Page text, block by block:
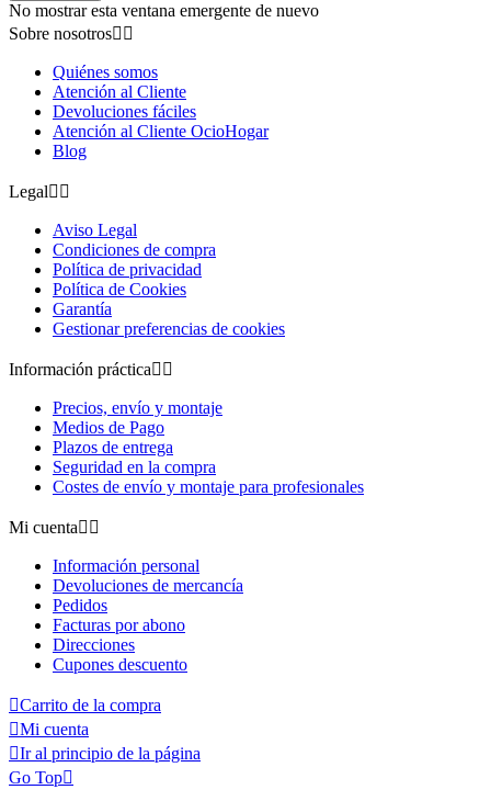
No mostrar esta ventana emergente de nuevo
Sobre nosotros 
Quiénes somos
Atención al Cliente
Devoluciones fáciles
Atención al Cliente OcioHogar
Blog
Legal 
Aviso Legal
Condiciones de compra
Política de privacidad
Política de Cookies
Garantía
Gestionar preferencias de cookies
Información práctica 
Precios, envío y montaje
Medios de Pago
Plazos de entrega
Seguridad en la compra
Costes de envío y montaje para profesionales
Mi cuenta 
Información personal
Devoluciones de mercancía
Pedidos
Facturas por abono
Direcciones
Cupones descuento
Carrito de la compra
Mi cuenta
Ir al principio de la página
Go Top